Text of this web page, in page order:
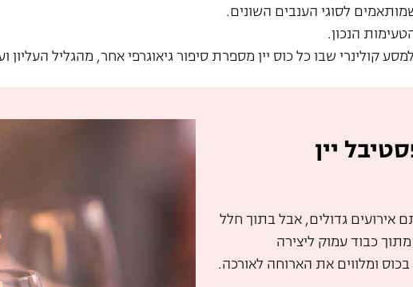
לסוגי הענבים השונים.
הנכון.
קולינרי שבו כל כוס יין מספרת סיפור גיאוגרפי אחר, מהגליל העליון
יין
אירועים גדולים, אבל בתוך חלל
כבוד עמוק ליצירה
ומלווים את הארוחה לאורכה.